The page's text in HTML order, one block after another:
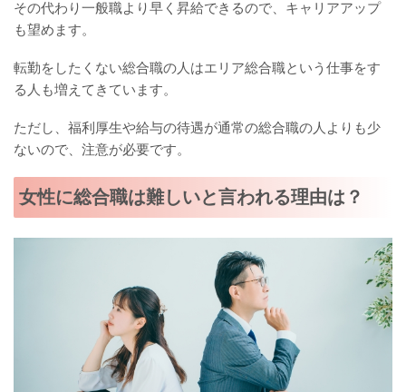
その代わり一般職より早く昇給できるので、キャリアアップ
も望めます。
転勤をしたくない総合職の人はエリア総合職という仕事をす
る人も増えてきています。
ただし、福利厚生や給与の待遇が通常の総合職の人よりも少
ないので、注意が必要です。
女性に総合職は難しいと言われる理由は？